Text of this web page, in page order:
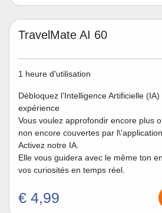
TravelMate AI 60
1 heure d'utilisation
Débloquez l’Intelligence Artificielle
expérience
Vous voulez approfondir encore plus
non encore couvertes par
Activez notre IA.
Elle vous guidera avec le même ton
vos curiosités en temps réel.
€ 4,99